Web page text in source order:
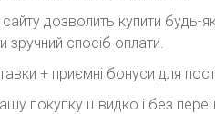
сайту дозволить купити
зручний спосіб оплати.
+ приємні бонуси для
покупку швидко і без